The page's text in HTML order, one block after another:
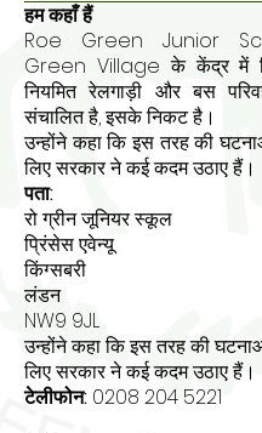
हम कहाँ हैं
Roe Green Junior
Green Village के केंद्र में
नियमित रेलगाड़ी और बस
संचालित है, इसके निकट है।
उन्होंने कहा कि इस तरह की
लिए सरकार ने कई कदम उठाए हैं।
पता:
रो ग्रीन जूनियर स्कूल
प्रिंसेस एवेन्यू
किंग्सबरी
लंडन
NW9 9JL
उन्होंने कहा कि इस तरह की
लिए सरकार ने कई कदम उठाए हैं।
टेलीफोन: 0208 204 5221